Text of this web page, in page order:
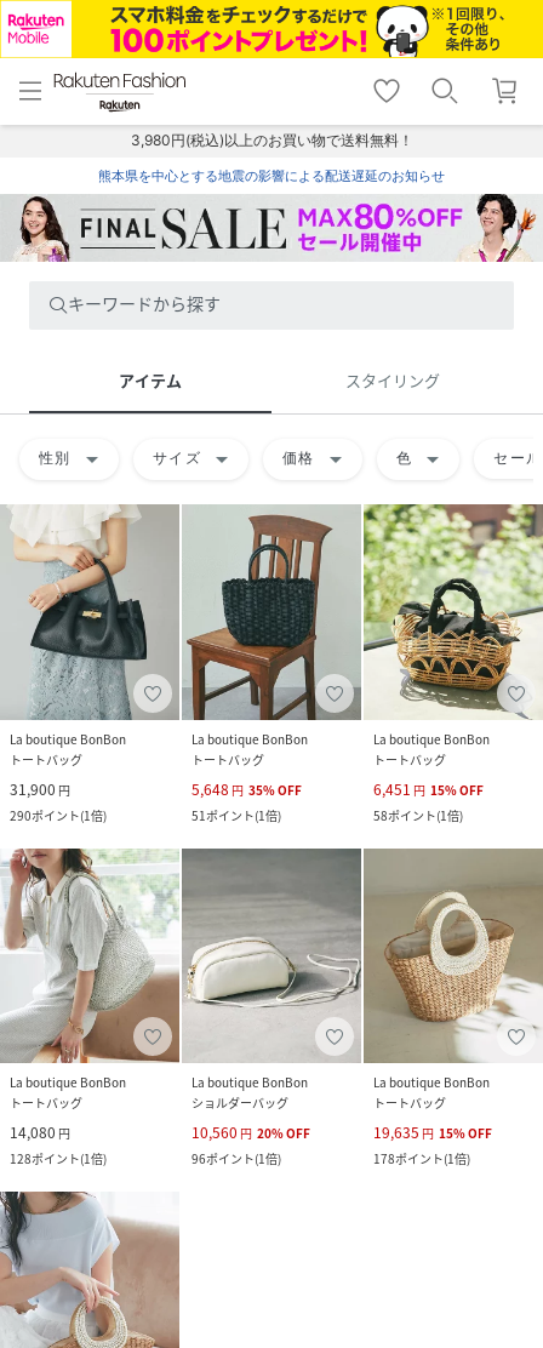
menu home
トップ
shopping_cart lock_outline
ログイン
3,980円(税込)以上のお買い物で送料無料！
熊本県を中心とする地震の影響による配送遅延のお知らせ
キーワードから探す
アイテム スタイリング
性別 arrow_drop_down サイズ arrow_drop_down 価格 arrow_drop_down 色 arrow_drop_down セール
La boutique BonBon
トートバッグ
31,900 円
290ポイント(1倍)
La boutique BonBon
トートバッグ
5,648 円 35%OFF
51ポイント(1倍)
La boutique BonBon
トートバッグ
6,451 円 15%OFF
58ポイント(1倍)
La boutique BonBon
トートバッグ
14,080 円
128ポイント(1倍)
La boutique BonBon
ショルダーバッグ
10,560 円 20%OFF
96ポイント(1倍)
La boutique BonBon
トートバッグ
19,635 円 15%OFF
178ポイント(1倍)